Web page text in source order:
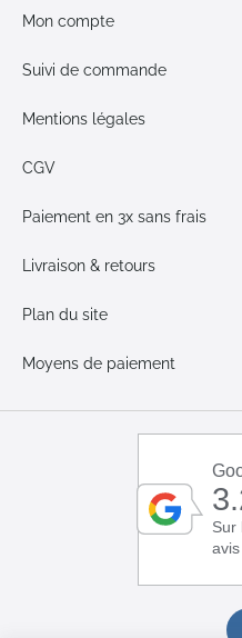
Mon compte
Suivi de commande
Mentions légales
CGV
Paiement en 3x sans frais
Livraison & retours
Plan du site
Moyens de paiement
Sur
avis